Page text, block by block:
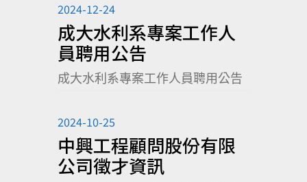
2024-12-24
成大水利系專案工作人
員聘用公告
成大水利系專案工作人員聘用公告
2024-10-25
中興工程顧問股份有限
公司徵才資訊